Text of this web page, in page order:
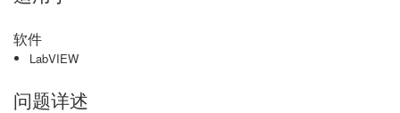
软件
LabVIEW
问题详述